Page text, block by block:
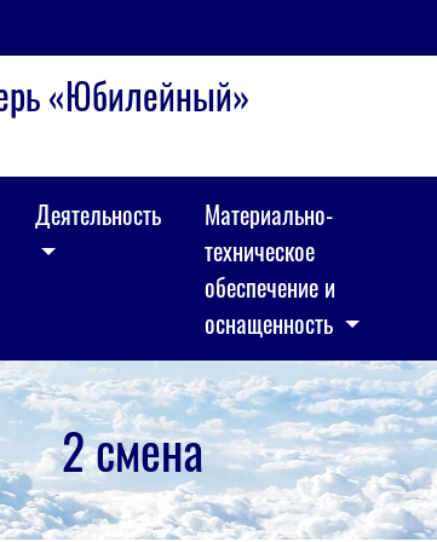
«Юбилейный»
Деятельность
Материально-
техническое
обеспечение и
оснащенность
2 смена